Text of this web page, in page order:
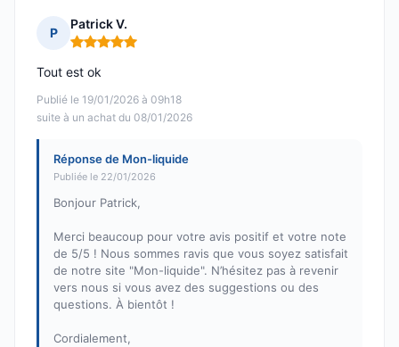
P
Patrick V.
Note : 5 sur 5
Publié le 19/01/2026 à 09h18
suite à un achat du 08/01/2026
Tout est ok
Réponse de Mon-liquide
Publiée le 22/01/2026
Bonjour Patrick,
Merci beaucoup pour votre avis positif et votre note
de 5/5 ! Nous sommes ravis que vous soyez satisfait
de notre site "Mon-liquide". N’hésitez pas à revenir
vers nous si vous avez des suggestions ou des
questions. À bientôt !
Cordialement,